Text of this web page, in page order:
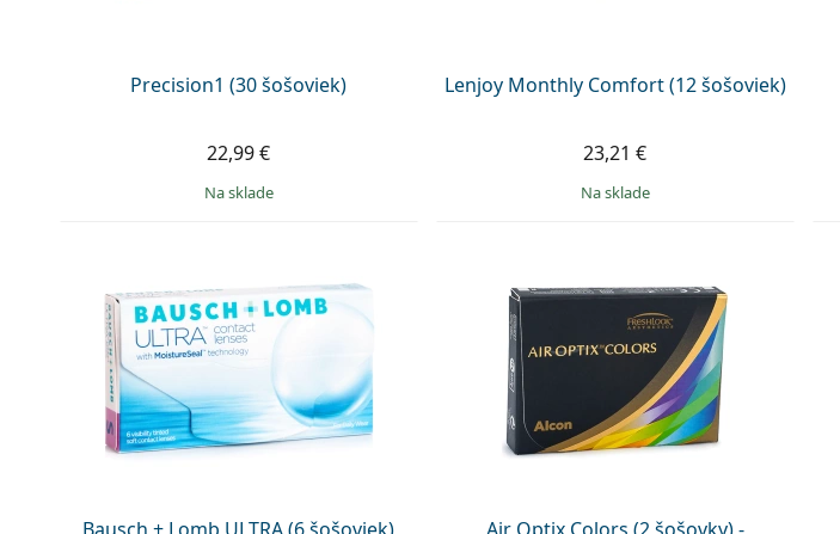
Precision1 (30 šošoviek)
22,99 €
na sklade
Lenjoy Monthly Comfort (12 šošoviek)
23,21 €
na sklade
Bausch + Lomb ULTRA (6 šošoviek) Air Optix Colors (2 šošovky) -